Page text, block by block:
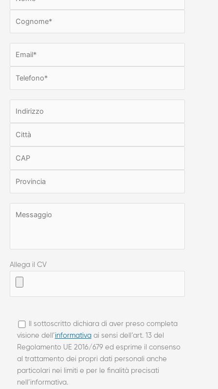
Allega il CV
Il sottoscritto dichiara di aver preso completa
visione dell’ informativaai sensi dell’art. 13 del
Regolamento UE 2016/679 ed esprime il consenso
al trattamento dei propri dati personali anche
particolari nei limiti e per le finalità precisati
nell’informativa.